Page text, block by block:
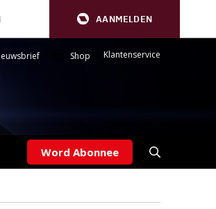
AANMELDEN
Shop Klantenservice
Word Abonnee